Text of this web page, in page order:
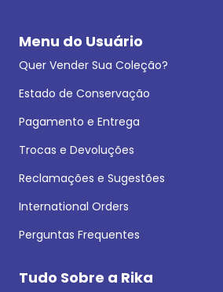
Menu do Usuário
Quer Vender Sua Coleção?
Estado de Conservação
Pagamento e Entrega
Trocas e Devoluções
Reclamações e Sugestões
International Orders
Perguntas Frequentes
Tudo Sobre a Rika